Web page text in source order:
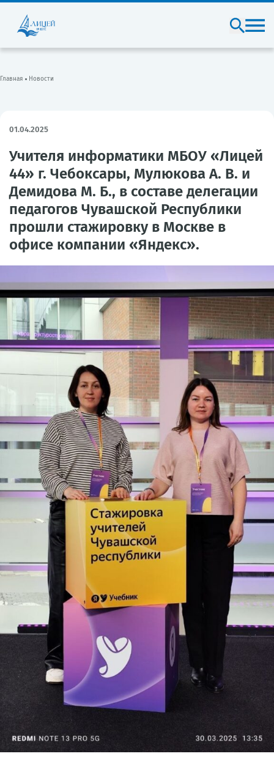
Главная Новости
01.04.2025
Учителя информатики МБОУ «Лицей
44» г. Чебоксары, Мулюкова А. В. и
Демидова М. Б., в составе делегации
педагогов Чувашской Республики
прошли стажировку в Москве в
офисе компании «Яндекс».